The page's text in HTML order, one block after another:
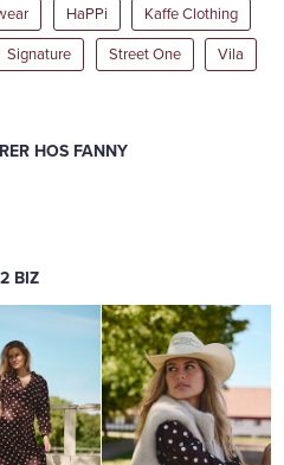
HaPPi Kaffe Clothing
Signature Street One Vila
HOS FANNY
2 BIZ